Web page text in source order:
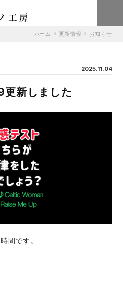
工房
ホーム 更新情報 お知らせ
2025.11.04
新しました
間です。